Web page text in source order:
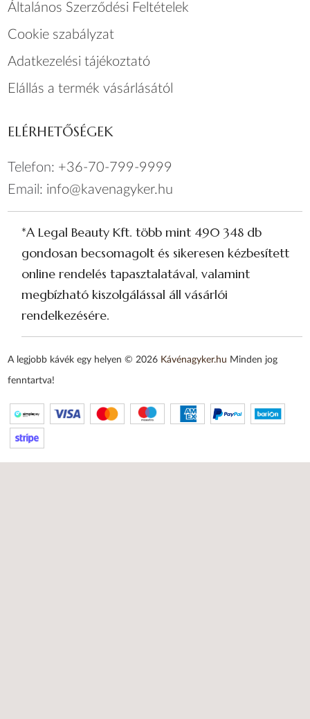
Általános Szerződési Feltételek
Cookie szabályzat
Adatkezelési tájékoztató
Elállás a termék vásárlásától
ELÉRHETŐSÉGEK
Telefon: +36-70-799-9999
Email: info@kavenagyker.hu
*A Legal Beauty Kft. több mint 490 348 db
gondosan becsomagolt és sikeresen kézbesített
online rendelés tapasztalatával, valamint
megbízható kiszolgálással áll vásárlói
rendelkezésére.
A legjobb kávék egy helyen © 2026 Kávénagyker.hu Minden jog
fenntartva!